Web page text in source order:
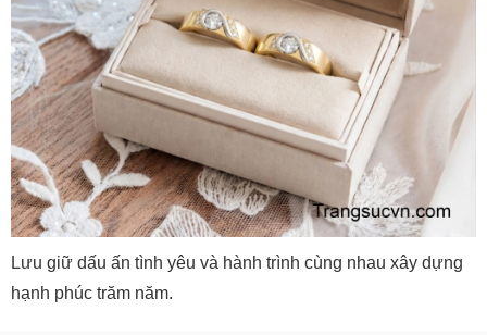
Lưu giữ dấu ấn tình yêu và hành trình cùng nhau xây dựng
hạnh phúc trăm năm.